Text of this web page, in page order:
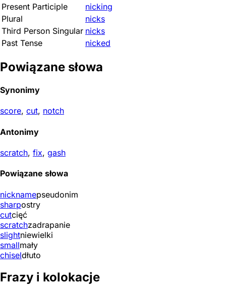
Present Participle
nicking
Plural
nicks
Third Person Singular nicks
Past Tense
nicked
Powiązane słowa
Synonimy
score, cut, notch
Antonimy
scratch, fix, gash
Powiązane słowa
nicknamepseudonim
sharpostry
cutcięć
scratchzadrapanie
slightniewielki
smallmały
chiseldłuto
Frazy i kolokacje